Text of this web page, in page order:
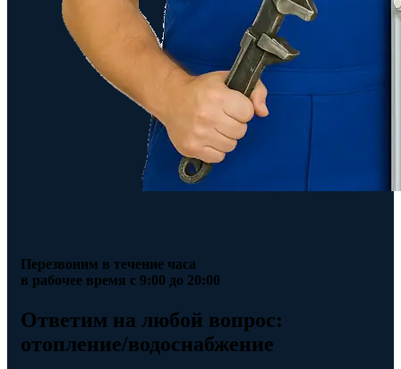
Перезвоним в течение часа
в рабочее время с 9:00 до 20:00
Ответим на любой вопрос:
отопление/водоснабжение